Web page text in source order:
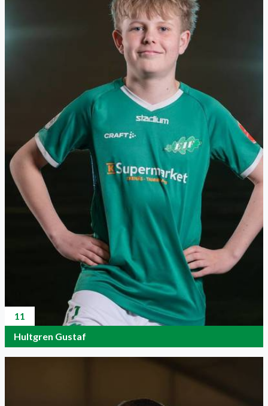
11
Hultgren Gustaf